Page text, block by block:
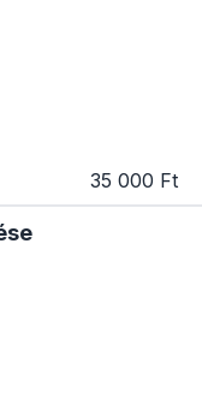
35 000 Ft